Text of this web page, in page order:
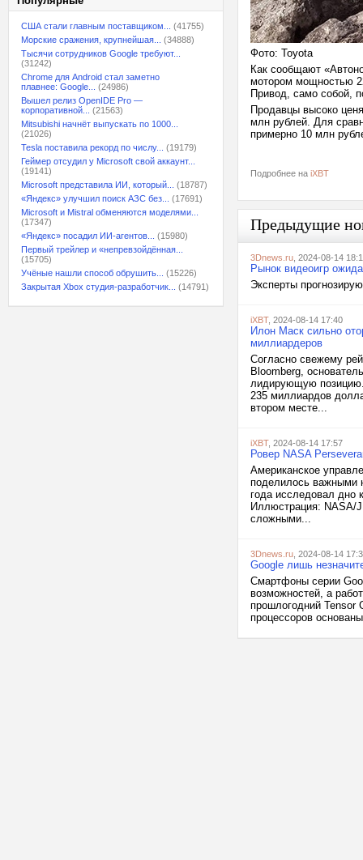
США стали главным поставщиком...
(41755)
Морские сражения, крупнейшая...
(34888)
Тысячи сотрудников Google требуют...
(31242)
Chrome для Android стал заметно
плавнее: Google...
(24986)
Вышел релиз OpenIDE Pro —
корпоративной...
(21563)
Mitsubishi начнёт выпускать по 1000...
(21026)
Tesla поставила рекорд по числу...
(19179)
Геймер отсудил у Microsoft свой аккаунт...
(19141)
Microsoft представила ИИ, который...
(18787)
«Яндекс» улучшил поиск АЗС без...
(17691)
Microsoft и Mistral обменяются моделями...
(17347)
«Яндекс» посадил ИИ-агентов...
(15980)
Первый трейлер и «непревзойдённая...
(15705)
Учёные нашли способ обрушить...
(15226)
Закрытая Xbox студия-разработчик...
(14791)
Фото: Toyota
Как сообщают
мотором мощностью
Привод, само собой,
Продавцы высоко
млн рублей. Для
примерно 10 млн
Подробнее на iXBT
Предыдущие
3Dnews.ru , 2024-08-14
Рынок видеоигр
Эксперты
iXBT, 2024-08-14 17:40
Илон Маск сильно
миллиардеров
Согласно свежему
Bloomberg,
лидирующую позицию.
235 миллиардов
втором месте...
iXBT, 2024-08-14 17:57
Ровер NASA
Американское
поделилось важными
года исследовал дно
Иллюстрация: NASA/
сложными...
3Dnews.ru , 2024-08-14
Google лишь
Смартфоны серии
возможностей, а
прошлогодний Tensor
процессоров